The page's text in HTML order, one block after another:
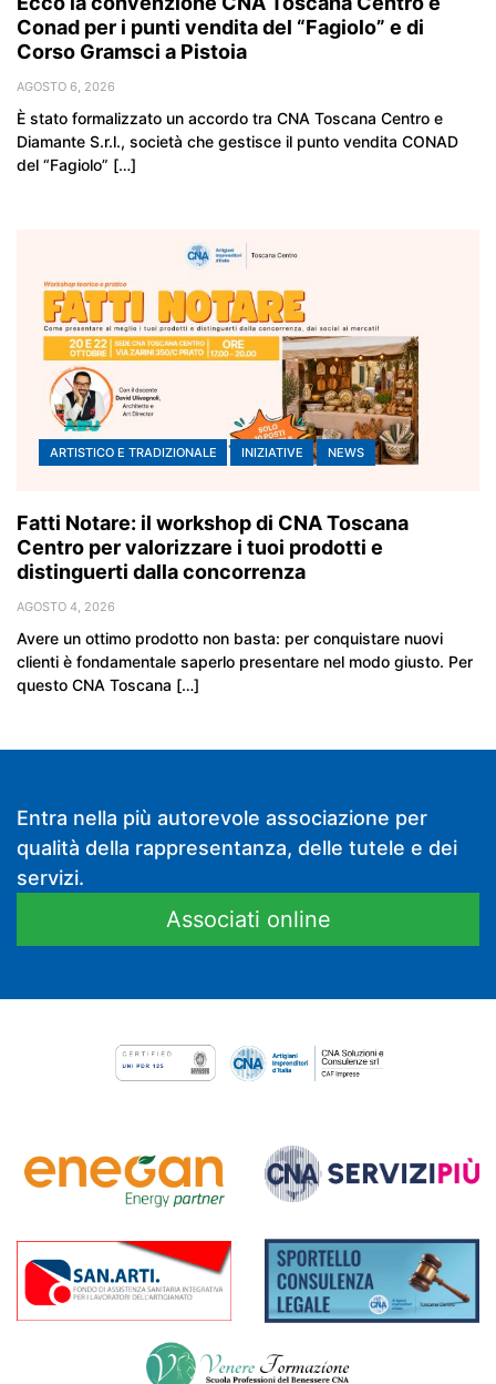
Conad per i punti vendita del “Fagiolo” e di
Corso Gramsci a Pistoia
AGOSTO 6, 2026
È stato formalizzato un accordo tra CNA Toscana Centro e
Diamante S.r.l., società che gestisce il punto vendita CONAD
del “Fagiolo” […]
ARTISTICO E TRADIZIONALE INIZIATIVE NEWS
Fatti Notare: il workshop di CNA Toscana
Centro per valorizzare i tuoi prodotti e
distinguerti dalla concorrenza
AGOSTO 4, 2026
Avere un ottimo prodotto non basta: per conquistare nuovi
clienti è fondamentale saperlo presentare nel modo giusto. Per
questo CNA Toscana […]
Entra nella più autorevole associazione per
qualità della rappresentanza, delle tutele e dei
servizi.
Associati online